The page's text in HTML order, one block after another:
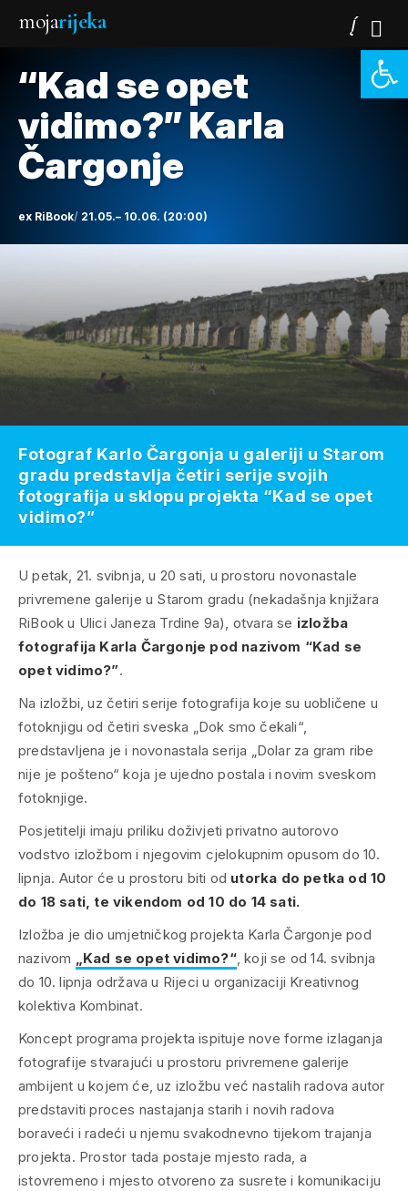
mojarijeka
“Kad se opet
vidimo?” Karla
Čargonje
ex RiBook 21.05.– 10.06. (20:00)
U petak, 21. svibnja, u 20 sati, u prostoru novonastale
privremene galerije u Starom gradu (nekadašnja knjižara
RiBook u Ulici Janeza Trdine 9a), otvara se izložba
fotografija Karla Čargonje pod nazivom “Kad se
opet vidimo?”.
Na izložbi, uz četiri serije fotografija koje su uobličene u
fotoknjigu od četiri sveska „Dok smo čekali“,
predstavljena je i novonastala serija „Dolar za gram ribe
nije je pošteno“ koja je ujedno postala i novim sveskom
fotoknjige.
Posjetitelji imaju priliku doživjeti privatno autorovo
vodstvo izložbom i njegovim cjelokupnim opusom do 10.
lipnja. Autor će u prostoru biti od utorka do petka od 10
do 18 sati, te vikendom od 10 do 14 sati.
Izložba je dio umjetničkog projekta Karla Čargonje pod
nazivom „Kad se opet vidimo?“, koji se od 14. svibnja
do 10. lipnja održava u Rijeci u organizaciji Kreativnog
kolektiva Kombinat.
Koncept programa projekta ispituje nove forme izlaganja
fotografije stvarajući u prostoru privremene galerije
ambijent u kojem će, uz izložbu već nastalih radova autor
predstaviti proces nastajanja starih i novih radova
boraveći i radeći u njemu svakodnevno tijekom trajanja
projekta. Prostor tada postaje mjesto rada, a
istovremeno i mjesto otvoreno za susrete i komunikaciju
Fotograf Karlo Čargonja u galeriji u Starom
gradu predstavlja četiri serije svojih
fotografija u sklopu projekta “Kad se opet
vidimo?”